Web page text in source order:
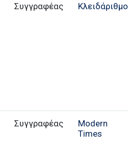
Συγγραφέας
Συγγραφέας
Modern
Times